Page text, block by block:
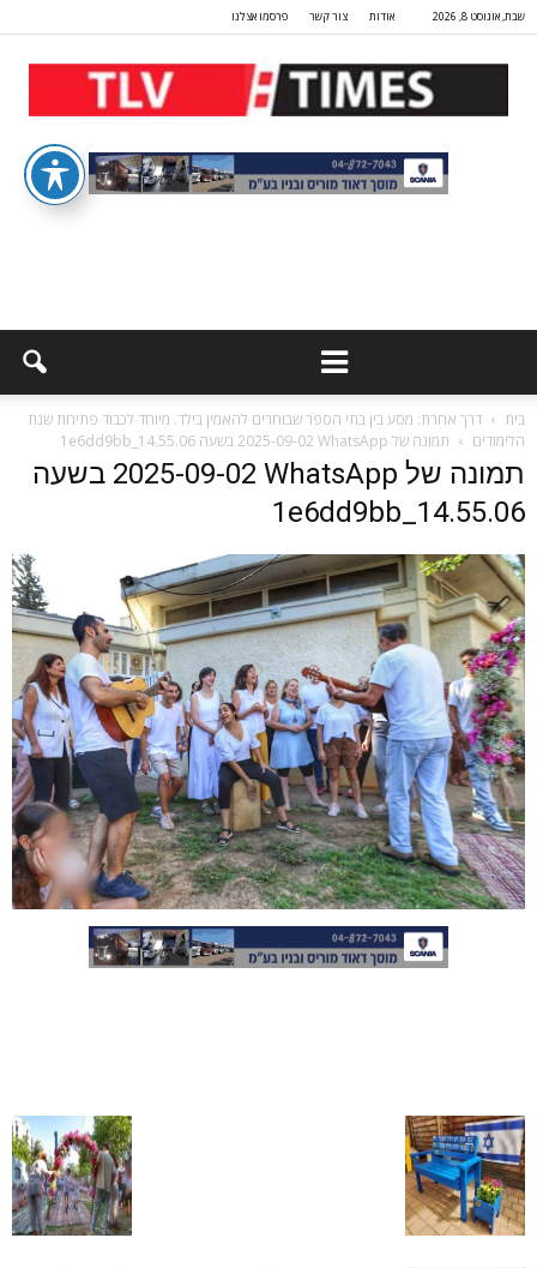
שבת, אוגוסט 8, 2026 אודות צור קשר פרסמו אצלנו
בית
דרך אחרת: מסע בין בתי הספר שבוחרים להאמין בילד. מיוחד לכבוד פתיחת שנת
הלימודים
תמונה של WhatsApp‏ 2025-09-02 בשעה 14.55.06_1e6dd9bb
תמונה של WhatsApp‏ 2025-09-02 בשעה
14.55.06_1e6dd9bb